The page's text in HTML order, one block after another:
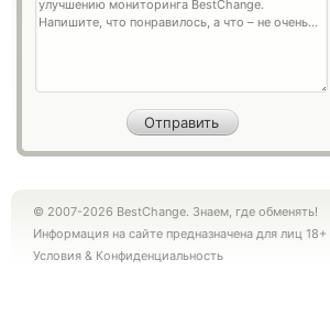
© 2007-2026 BestChange. Знаем, где обменять!
Информация на сайте предназначена для лиц 18+
Условия & Конфиденциальность